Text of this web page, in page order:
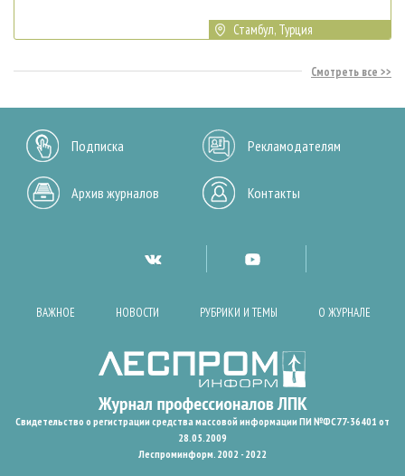
Стамбул, Турция
Смотреть все
Подписка Рекламодателям
Архив журналов Контакты
ВАЖНОЕ НОВОСТИ РУБРИКИ И ТЕМЫ О ЖУРНАЛЕ
Свидетельство о регистрации средства массовой информации ПИ №ФС77-36401 от
28.05.2009
Леспроминформ. 2002 - 2022